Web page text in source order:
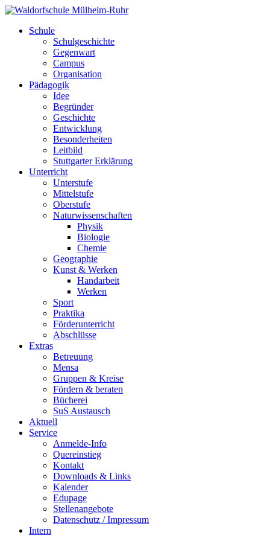
Schule
Schulgeschichte
Gegenwart
Campus
Organisation
Pädagogik
Idee
Begründer
Geschichte
Entwicklung
Besonderheiten
Leitbild
Stuttgarter Erklärung
Unterricht
Unterstufe
Mittelstufe
Oberstufe
Naturwissenschaften
Physik
Biologie
Chemie
Geographie
Kunst & Werken
Handarbeit
Werken
Sport
Praktika
Förderunterricht
Abschlüsse
Extras
Betreuung
Mensa
Gruppen & Kreise
Fördern & beraten
Bücherei
SuS Austausch
Aktuell
Service
Anmelde-Info
Quereinstieg
Kontakt
Downloads & Links
Kalender
Edupage
Stellenangebote
Datenschutz / Impressum
Intern